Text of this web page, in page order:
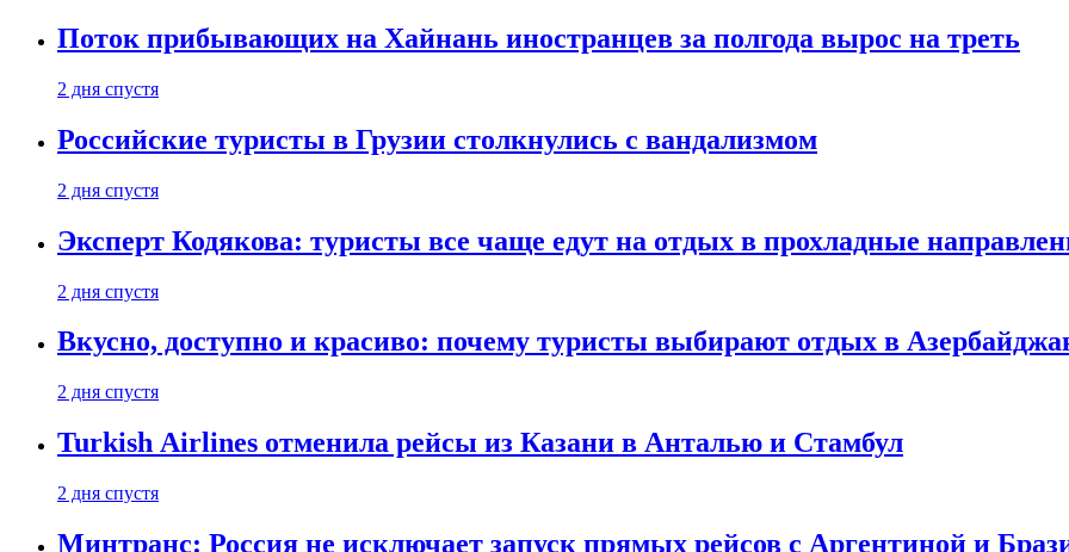
Поток прибывающих на Хайнань иностранцев за полгода вырос на треть
2 дня спустя
Российские туристы в Грузии столкнулись с вандализмом
2 дня спустя
Эксперт Кодякова: туристы все чаще едут на отдых в прохладные
2 дня спустя
Вкусно, доступно и красиво: почему туристы выбирают отдых в
2 дня спустя
Turkish Airlines отменила рейсы из Казани в Анталью и Стамбул
2 дня спустя
Минтранс: Россия не исключает запуск прямых рейсов с Аргентиной и